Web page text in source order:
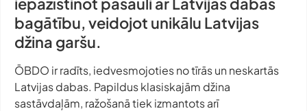
bagātību, veidojot unikālu Latvijas
džina garšu.
ŌBDO ir radīts, iedvesmojoties no tīrās un neskartās
Latvijas dabas. Papildus klasiskajām džina
sastāvdaļām, ražošanā tiek izmantots arī